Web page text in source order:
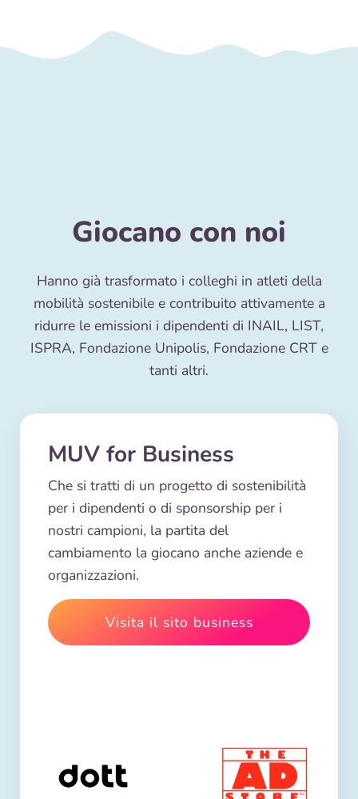
Giocano con noi
Hanno già trasformato i colleghi in atleti della
mobilità sostenibile e contribuito attivamente a
ridurre le emissioni i dipendenti di INAIL, LIST,
ISPRA, Fondazione Unipolis, Fondazione CRT e
tanti altri.
MUV for Business
Che si tratti di un progetto di sostenibilità
per i dipendenti o di sponsorship per i
nostri campioni, la partita del
cambiamento la giocano anche aziende e
organizzazioni.
Visita il sito business